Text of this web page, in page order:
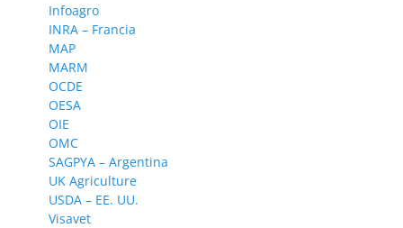
Infoagro
INRA – Francia
MAP
MARM
OCDE
OESA
OIE
OMC
SAGPYA – Argentina
UK Agriculture
USDA – EE. UU.
Visavet